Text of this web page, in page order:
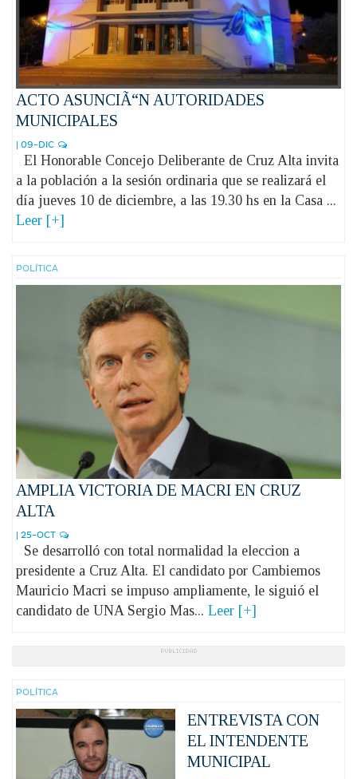
ACTO ASUNCIÃ“N AUTORIDADES
MUNICIPALES
| 09-DIC
El Honorable Concejo Deliberante de Cruz Alta invita
a la población a la sesión ordinaria que se realizará el
día jueves 10 de diciembre, a las 19.30 hs en la Casa ...
Leer [+]
POLÍ­TICA
AMPLIA VICTORIA DE MACRI EN CRUZ
ALTA
| 25-OCT
Se desarrolló con total normalidad la eleccion a
presidente a Cruz Alta. El candidato por Cambiemos
Mauricio Macri se impuso ampliamente, le siguió el
candidato de UNA Sergio Mas... Leer [+]
POLÍ­TICA
ENTREVISTA CON
EL INTENDENTE
MUNICIPAL